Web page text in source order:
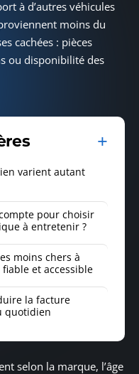
à d’autres véhicules
moins du
cachées : pièces
ou disponibilité des
varient autant
pour choisir
à entretenir ?
moins chers à
et accessible
la facture
quotidien
selon la marque, l’âge